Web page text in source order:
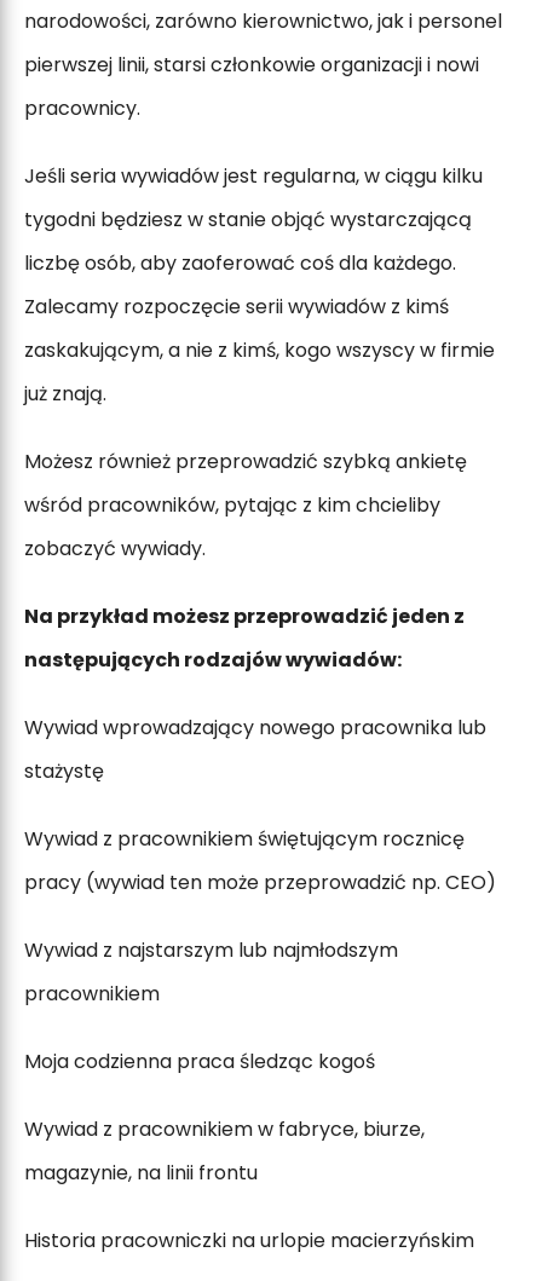
narodowości, zarówno kierownictwo, jak i personel
pierwszej linii, starsi członkowie organizacji i nowi
pracownicy.
Jeśli seria wywiadów jest regularna, w ciągu kilku
tygodni będziesz w stanie objąć wystarczającą
liczbę osób, aby zaoferować coś dla każdego.
Zalecamy rozpoczęcie serii wywiadów z kimś
zaskakującym, a nie z kimś, kogo wszyscy w firmie
już znają.
Możesz również przeprowadzić szybką ankietę
wśród pracowników, pytając z kim chcieliby
zobaczyć wywiady.
Na przykład możesz przeprowadzić jeden z
następujących rodzajów wywiadów:
Wywiad wprowadzający nowego pracownika lub
stażystę
Wywiad z pracownikiem świętującym rocznicę
pracy (wywiad ten może przeprowadzić np. CEO)
Wywiad z najstarszym lub najmłodszym
pracownikiem
Moja codzienna praca śledząc kogoś
Wywiad z pracownikiem w fabryce, biurze,
magazynie, na linii frontu
Historia pracowniczki na urlopie macierzyńskim